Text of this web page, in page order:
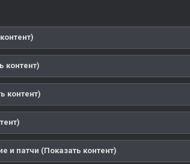
контент)
контент)
и патчи (Показать контент)